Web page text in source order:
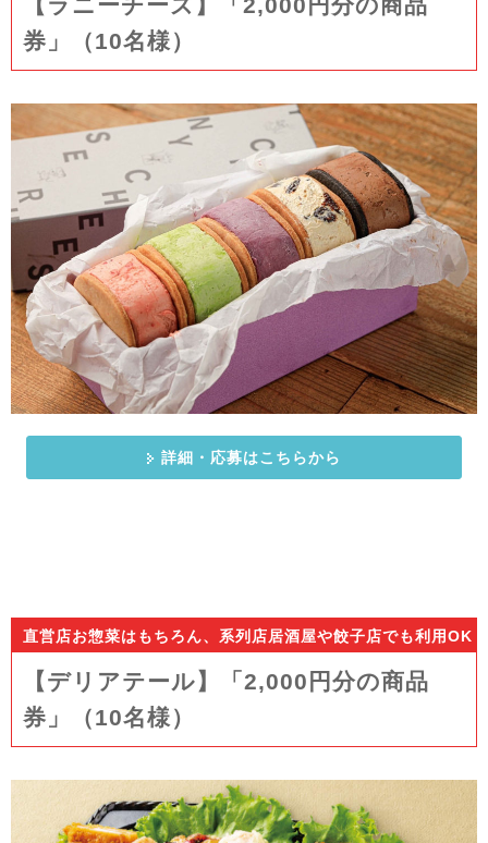
券」（10名様）
詳細・応募はこちらから
直営店お惣菜はもちろん、系列店居酒屋や餃子店でも利用OK
【デリアテール】「2,000円分の商品
券」（10名様）